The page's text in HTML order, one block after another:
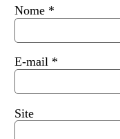
Nome *
E-mail *
Site